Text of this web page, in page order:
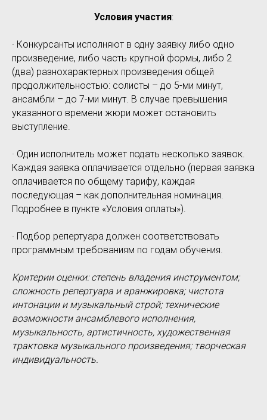
Условия участия:
· Конкурсанты исполняют в одну заявку либо одно
произведение, либо часть крупной формы, либо 2
(два) разнохарактерных произведения общей
продолжительностью: солисты – до 5-ми минут,
ансамбли – до 7-ми минут. В случае превышения
указанного времени жюри может остановить
выступление.
· Один исполнитель может подать несколько заявок.
Каждая заявка оплачивается отдельно (первая заявка
оплачивается по общему тарифу, каждая
последующая – как дополнительная номинация.
Подробнее в пункте «Условия оплаты»).
· Подбор репертуара должен соответствовать
программным требованиям по годам обучения.
Критерии оценки: степень владения инструментом;
сложность репертуара и аранжировка; чистота
интонации и музыкальный строй; технические
возможности ансамблевого исполнения,
музыкальность, артистичность, художественная
трактовка музыкального произведения; творческая
индивидуальность.